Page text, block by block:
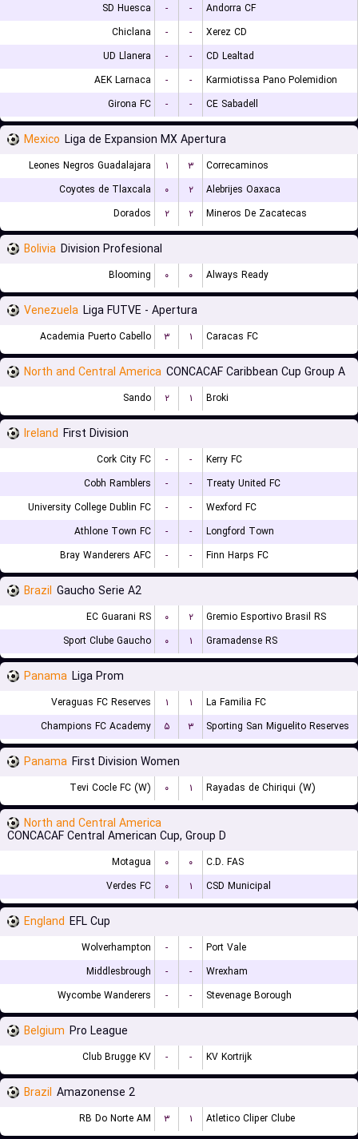
SD Huesca
- -
Andorra CF
Chiclana
- -
Xerez CD
UD Llanera
- -
CD Lealtad
AEK Larnaca
- -
Karmiotissa Pano Polemidion
Girona FC
- - CE Sabadell
Mexico Liga de Expansion MX Apertura
Leones Negros Guadalajara ۱ ۳
Correcaminos
Coyotes de Tlaxcala
۰ ۲
Alebrijes Oaxaca
Dorados
۲ ۲ Mineros De Zacatecas
Bolivia Division Profesional
Blooming ۰ ۰ Always Ready
Venezuela Liga FUTVE - Apertura
Academia Puerto Cabello ۳ ۱ Caracas FC
North and Central America CONCACAF Caribbean Cup Group A
Sando ۲ ۱ Broki
Ireland First Division
Cork City FC - -
Kerry FC
Cobh Ramblers
- -
Treaty United FC
University College Dublin FC
- -
Wexford FC
Athlone Town FC
- -
Longford Town
Bray Wanderers AFC
- - Finn Harps FC
Brazil Gaucho Serie A2
EC Guarani RS ۰ ۲
Gremio Esportivo Brasil RS
Sport Clube Gaucho
۰ ۱ Gramadense RS
Panama Liga Prom
Veraguas FC Reserves ۱ ۱
La Familia FC
Champions FC Academy
۵ ۳ Sporting San Miguelito Reserves
Panama First Division Women
Tevi Cocle FC (W) ۰ ۱ Rayadas de Chiriqui (W)
North and Central America
CONCACAF Central American Cup, Group D
Motagua ۰ ۰
C.D. FAS
Verdes FC
۰ ۱ CSD Municipal
England EFL Cup
Wolverhampton - -
Port Vale
Middlesbrough
- -
Wrexham
Wycombe Wanderers
- - Stevenage Borough
Belgium Pro League
Club Brugge KV - - KV Kortrijk
Brazil Amazonense 2
RB Do Norte AM ۳ ۱ Atletico Cliper Clube